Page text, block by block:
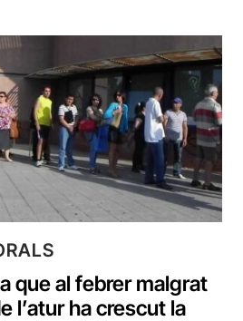
que al febrer malgrat
l’atur ha crescut la